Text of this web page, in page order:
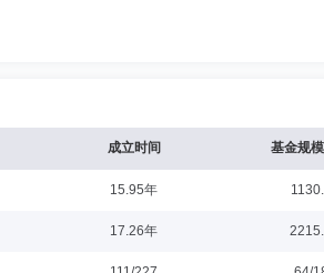
成立时间 基金规
15.95年
17.26年